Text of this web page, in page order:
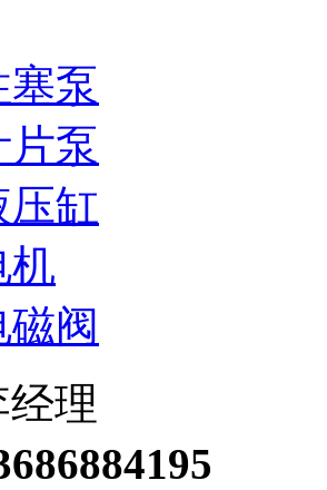
泵
泵
压缸
机
阀
理